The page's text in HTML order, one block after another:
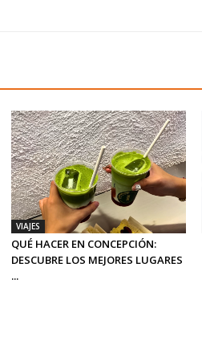
VIAJES
QUÉ HACER EN CONCEPCIÓN:
DESCUBRE LOS MEJORES LUGARES
...